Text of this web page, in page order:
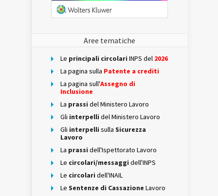
Aree tematiche
Le principali circolari INPS del 2026
La pagina sulla Patente a crediti
La pagina sull'Assegno di
Inclusione
La prassi del Ministero Lavoro
Gli interpelli del Ministero Lavoro
Gli interpelli sulla Sicurezza
Lavoro
La prassi dell'Ispettorato Lavoro
Le circolari/messaggi dell'INPS
Le circolari dell'INAIL
Le Sentenze di Cassazione Lavoro